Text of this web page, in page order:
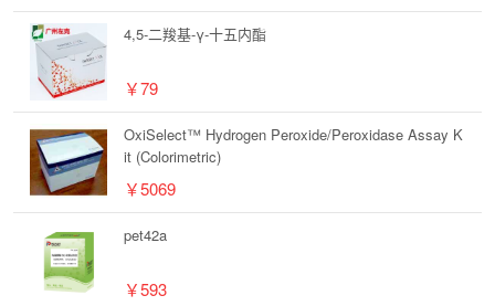
4,5-二羧基-γ-十五内酯
￥79
OxiSelect™ Hydrogen Peroxide/Peroxidase Assay K
it (Colorimetric)
￥5069
pet42a
￥593